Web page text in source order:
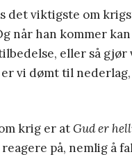
viktigste om
når han kommer
eller så gjør
vi dømt til
krig er atGud er
på, nemlig å